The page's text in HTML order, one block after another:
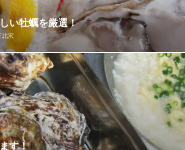
の店
徒歩4分
13 藤友ビル 2F
い牡蠣を厳選！
北沢
産者から直接仕入れるなど独自のルートで
ま一番美味しい牡蠣を知っているジャック
提供する生牡蠣！生牡蠣にはレモン以外に6
酢・岩塩・ボウモアのウイスキーetc)をお
に鮮度抜群の牡蠣を楽しんで頂けます！！
す！